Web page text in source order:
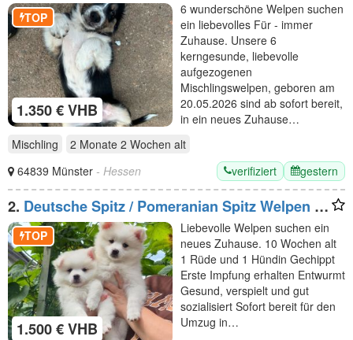
1.350 € VHB
TOP
6 wunderschöne Welpen suchen
ein liebevolles Für - immer
Zuhause. Unsere 6
kerngesunde, liebevolle
aufgezogenen
Mischlingswelpen, geboren am
20.05.2026 sind ab sofort bereit,
in ein neues Zuhause…
Mischling
2 Monate 2 Wochen alt
64839 Münster - Hessen verifiziert gestern
2. Deutsche Spitz / Pomeranian Spitz Welpen -
Rüge und Hündin 10 Woche alt
1.500 € VHB
TOP
Liebevolle Welpen suchen ein
neues Zuhause. 10 Wochen alt
1 Rüde und 1 Hündin Gechippt
Erste Impfung erhalten Entwurmt
Gesund, verspielt und gut
sozialisiert Sofort bereit für den
Umzug in…